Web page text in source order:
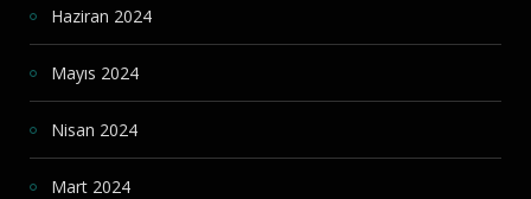
Haziran 2024
Mayıs 2024
Nisan 2024
Mart 2024